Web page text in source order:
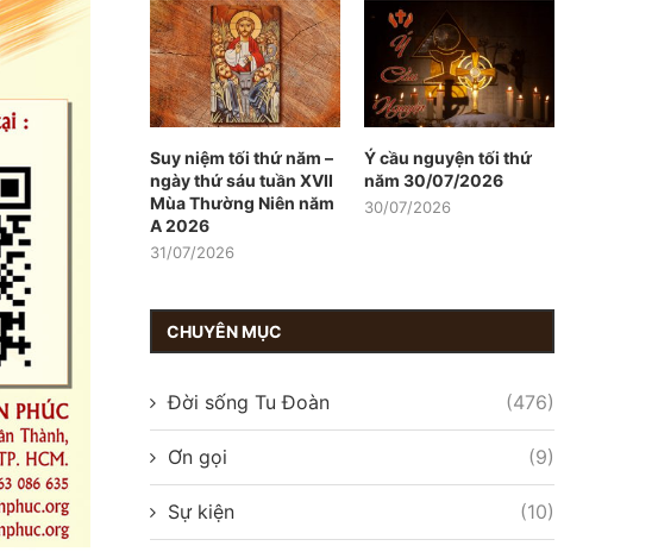
Suy niệm tối thứ năm –
ngày thứ sáu tuần XVII
Mùa Thường Niên năm
A 2026
31/07/2026
Ý cầu nguyện tối thứ
năm 30/07/2026
30/07/2026
CHUYÊN MỤC
Đời sống Tu Đoàn (476)
Ơn gọi (9)
Sự kiện (10)